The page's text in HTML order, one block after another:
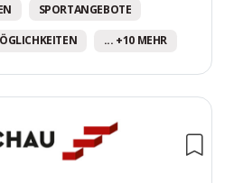
SPORTANGEBOTE
... +10 MEHR